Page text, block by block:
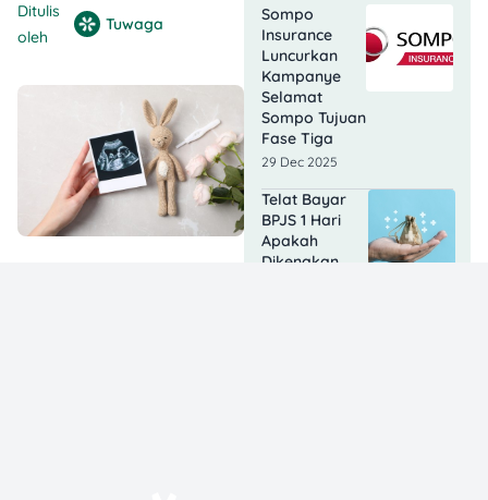
Ditulis
oleh
Tuwaga
Sompo
Insurance
Luncurkan
Kampanye
Selamat
Sompo Tujuan
Fase Tiga
29 Dec 2025
Telat Bayar
BPJS 1 Hari
Apakah
Dikenakan